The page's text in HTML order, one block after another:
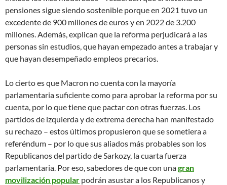
pensiones sigue siendo sostenible porque en 2021 tuvo un
excedente de 900 millones de euros y en 2022 de 3.200
millones. Además, explican que la reforma perjudicará a las
personas sin estudios, que hayan empezado antes a trabajar y
que hayan desempeñado empleos precarios.
Lo cierto es que Macron no cuenta con la mayoría
parlamentaria suficiente como para aprobar la reforma por su
cuenta, por lo que tiene que pactar con otras fuerzas. Los
partidos de izquierda y de extrema derecha han manifestado
su rechazo – estos últimos propusieron que se sometiera a
referéndum – por lo que sus aliados más probables son los
Republicanos del partido de Sarkozy, la cuarta fuerza
parlamentaria. Por eso, sabedores de que con unagran
movilización popular podrán asustar a los Republicanos y